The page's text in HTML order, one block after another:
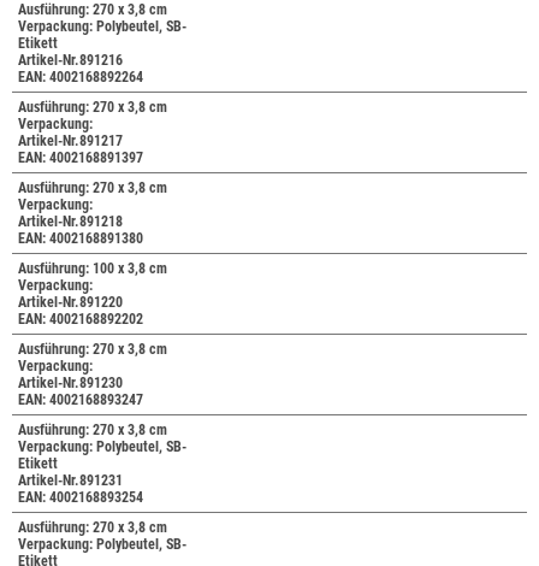
Ausführung: 270 x 3,8 cm
Verpackung: Polybeutel, SB-
Etikett
Artikel-Nr.891216
EAN: 4002168892264
Ausführung: 270 x 3,8 cm
Verpackung:
Artikel-Nr.891217
EAN: 4002168891397
Ausführung: 270 x 3,8 cm
Verpackung:
Artikel-Nr.891218
EAN: 4002168891380
Ausführung: 100 x 3,8 cm
Verpackung:
Artikel-Nr.891220
EAN: 4002168892202
Ausführung: 270 x 3,8 cm
Verpackung:
Artikel-Nr.891230
EAN: 4002168893247
Ausführung: 270 x 3,8 cm
Verpackung: Polybeutel, SB-
Etikett
Artikel-Nr.891231
EAN: 4002168893254
Ausführung: 270 x 3,8 cm
Verpackung: Polybeutel, SB-
Etikett